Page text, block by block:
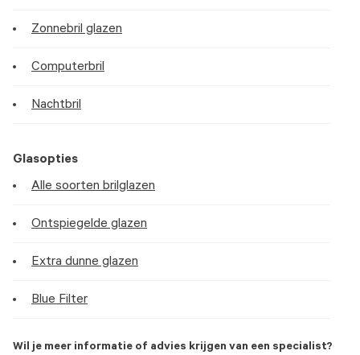
Zonnebril glazen
Computerbril
Nachtbril
Glasopties
Alle soorten brilglazen
Ontspiegelde glazen
Extra dunne glazen
Blue Filter
Wil je meer informatie of advies krijgen van een specialist?